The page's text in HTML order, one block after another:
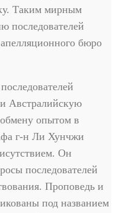
Таким мирным
последователей
бюро
Австралийскую
опытом в
г-н Ли Хунчжи
Он
последователей
Проповедь и
под названием